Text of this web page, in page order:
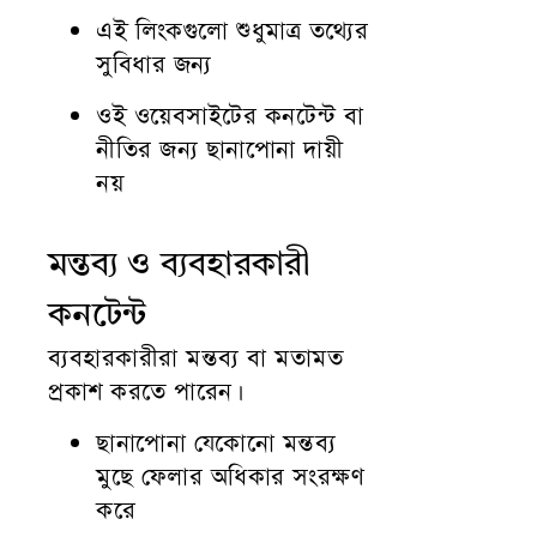
এই লিংকগুলো শুধুমাত্র তথ্যের
সুবিধার জন্য
ওই ওয়েবসাইটের কনটেন্ট বা
নীতির জন্য ছানাপোনা দায়ী
নয়
মন্তব্য ও ব্যবহারকারী
কনটেন্ট
ব্যবহারকারীরা মন্তব্য বা মতামত
প্রকাশ করতে পারেন।
ছানাপোনা যেকোনো মন্তব্য
মুছে ফেলার অধিকার সংরক্ষণ
করে